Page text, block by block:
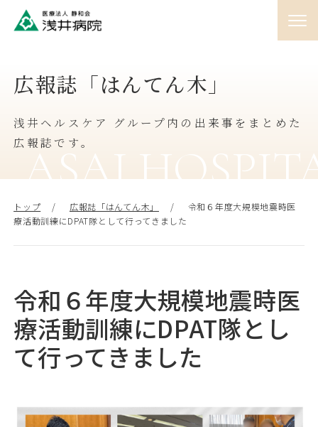
♯01 外来
♯02 入院
♯03 訪問
♯05 採用情報
広報誌「はんてん木」
浅井ヘルスケア グループ内の出来事をまとめた
広報誌です。
ASAI
トップ 広報誌「はんてん木」
令和６年度大規模地震時医
療活動訓練にDPAT隊として行ってきました
令和６年度大規模地震時医
療活動訓練にDPAT隊とし
て行ってきました